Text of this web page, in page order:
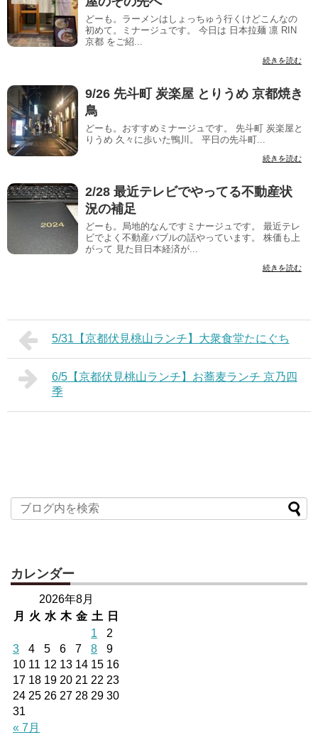
どーも。ラーメンはしょっちゅう行くけどこんなの
初めて。ミナージュです。 今日は 日本拉麺 凛 RIN
京都 をご紹...
続きを読む
9/26 先斗町 炭楽屋 とりうめ 京都焼き
鳥
どーも。おすすめミナージュです。 先斗町 炭楽屋と
りうめ 久々に歩いた鴨川。 平日の先斗町...
続きを読む
2/28 最近テレビでやってる不動産状
況の補足
どーも。局地的なんですミナージュです。 最近テレ
ビでよく不動産バブルの話やっています。 株価も上
がって 見た目日本経済が...
続きを読む
5/31【京都伏見桃山ランチ】大衆食堂たにぐち
6/5【京都伏見桃山ランチ】お蕎麦ランチ 京乃四
季
カレンダー
2026年8月
月
火 水 木 金 土 日
« 7月
1
2
3
4 5 6 7 8
9
10 11 12 13 14 15 16
17 18 19 20 21 22 23
24 25 26 27 28 29 30
31